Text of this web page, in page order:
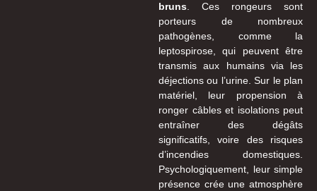
bruns. Ces rongeurs sont
porteurs de nombreux
pathogènes, comme la
leptospirose, qui peuvent être
transmis aux humains via les
déjections ou l’urine. Sur le plan
matériel, leur propension à
ronger câbles et isolations peut
entraîner des dégâts
significatifs, voire des risques
d’incendies domestiques.
Psychologiquement, leur simple
présence crée une atmosphère